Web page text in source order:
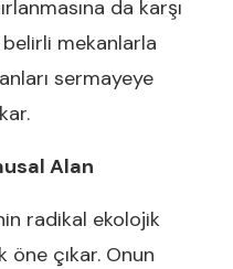
da karşı
belirli mekanlarla
sermayeye
Alan
radikal ekolojik
çıkar. Onun